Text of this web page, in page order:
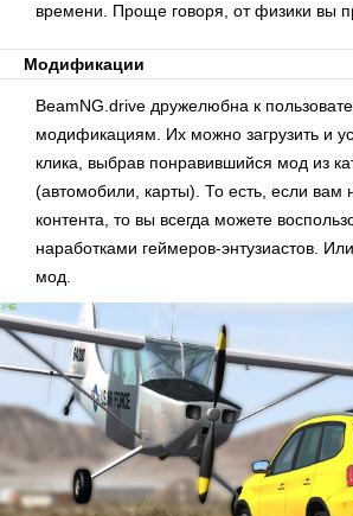
времени. Проще говоря, от физики вы
Модификации
BeamNG.drive дружелюбна к
модификациям. Их можно загрузить и
клика, выбрав понравившийся мод из
(автомобили, карты). То есть, если вам
контента, то вы всегда можете
наработками геймеров-энтузиастов.
мод.